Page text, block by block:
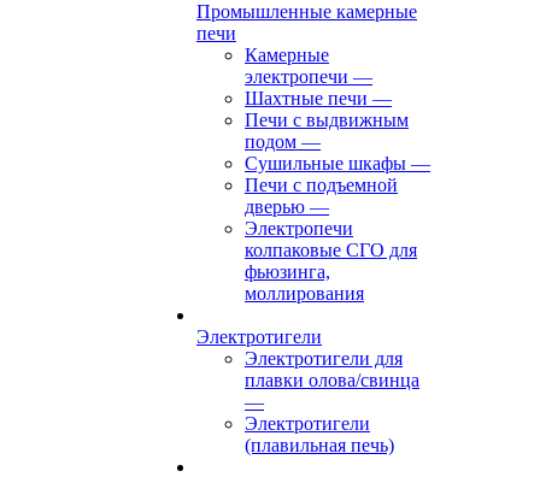
Промышленные камерные
печи
Камерные
электропечи —
Шахтные печи —
Печи с выдвижным
подом —
Сушильные шкафы —
Печи с подъемной
дверью —
Электропечи
колпаковые СГО для
фьюзинга,
моллирования
Электротигели
Электротигели для
плавки олова/свинца
—
Электротигели
(плавильная печь)